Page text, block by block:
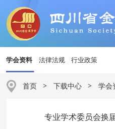
学会资料 法律法规 行业政策
首页 > 下载中心 > 学会
专业学术委员会换